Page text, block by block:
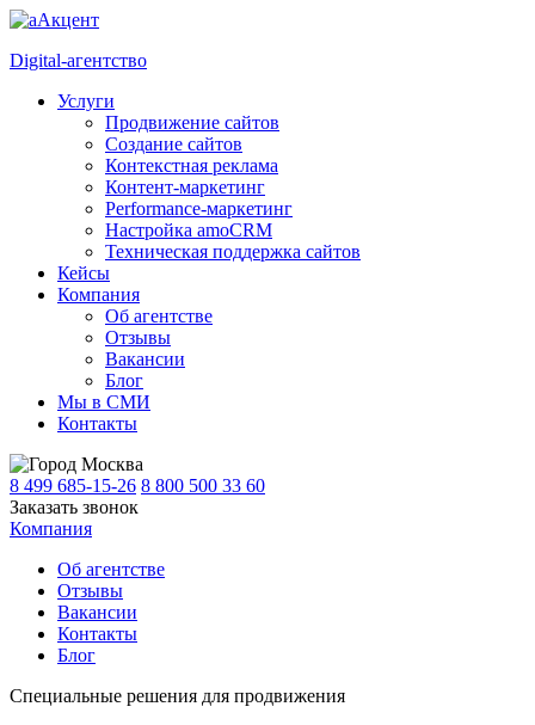
Digital-агентство
Услуги
Продвижение сайтов
Создание сайтов
Контекстная реклама
Контент-маркетинг
Performance-маркетинг
Настройка amoCRM
Техническая поддержка сайтов
Кейсы
Компания
Об агентстве
Отзывы
Вакансии
Блог
Мы в СМИ
Контакты
Москва
8 499 685-15-26 8 800 500 33 60
Заказать звонок
Компания
Об агентстве
Отзывы
Вакансии
Контакты
Блог
Специальные решения для продвижения